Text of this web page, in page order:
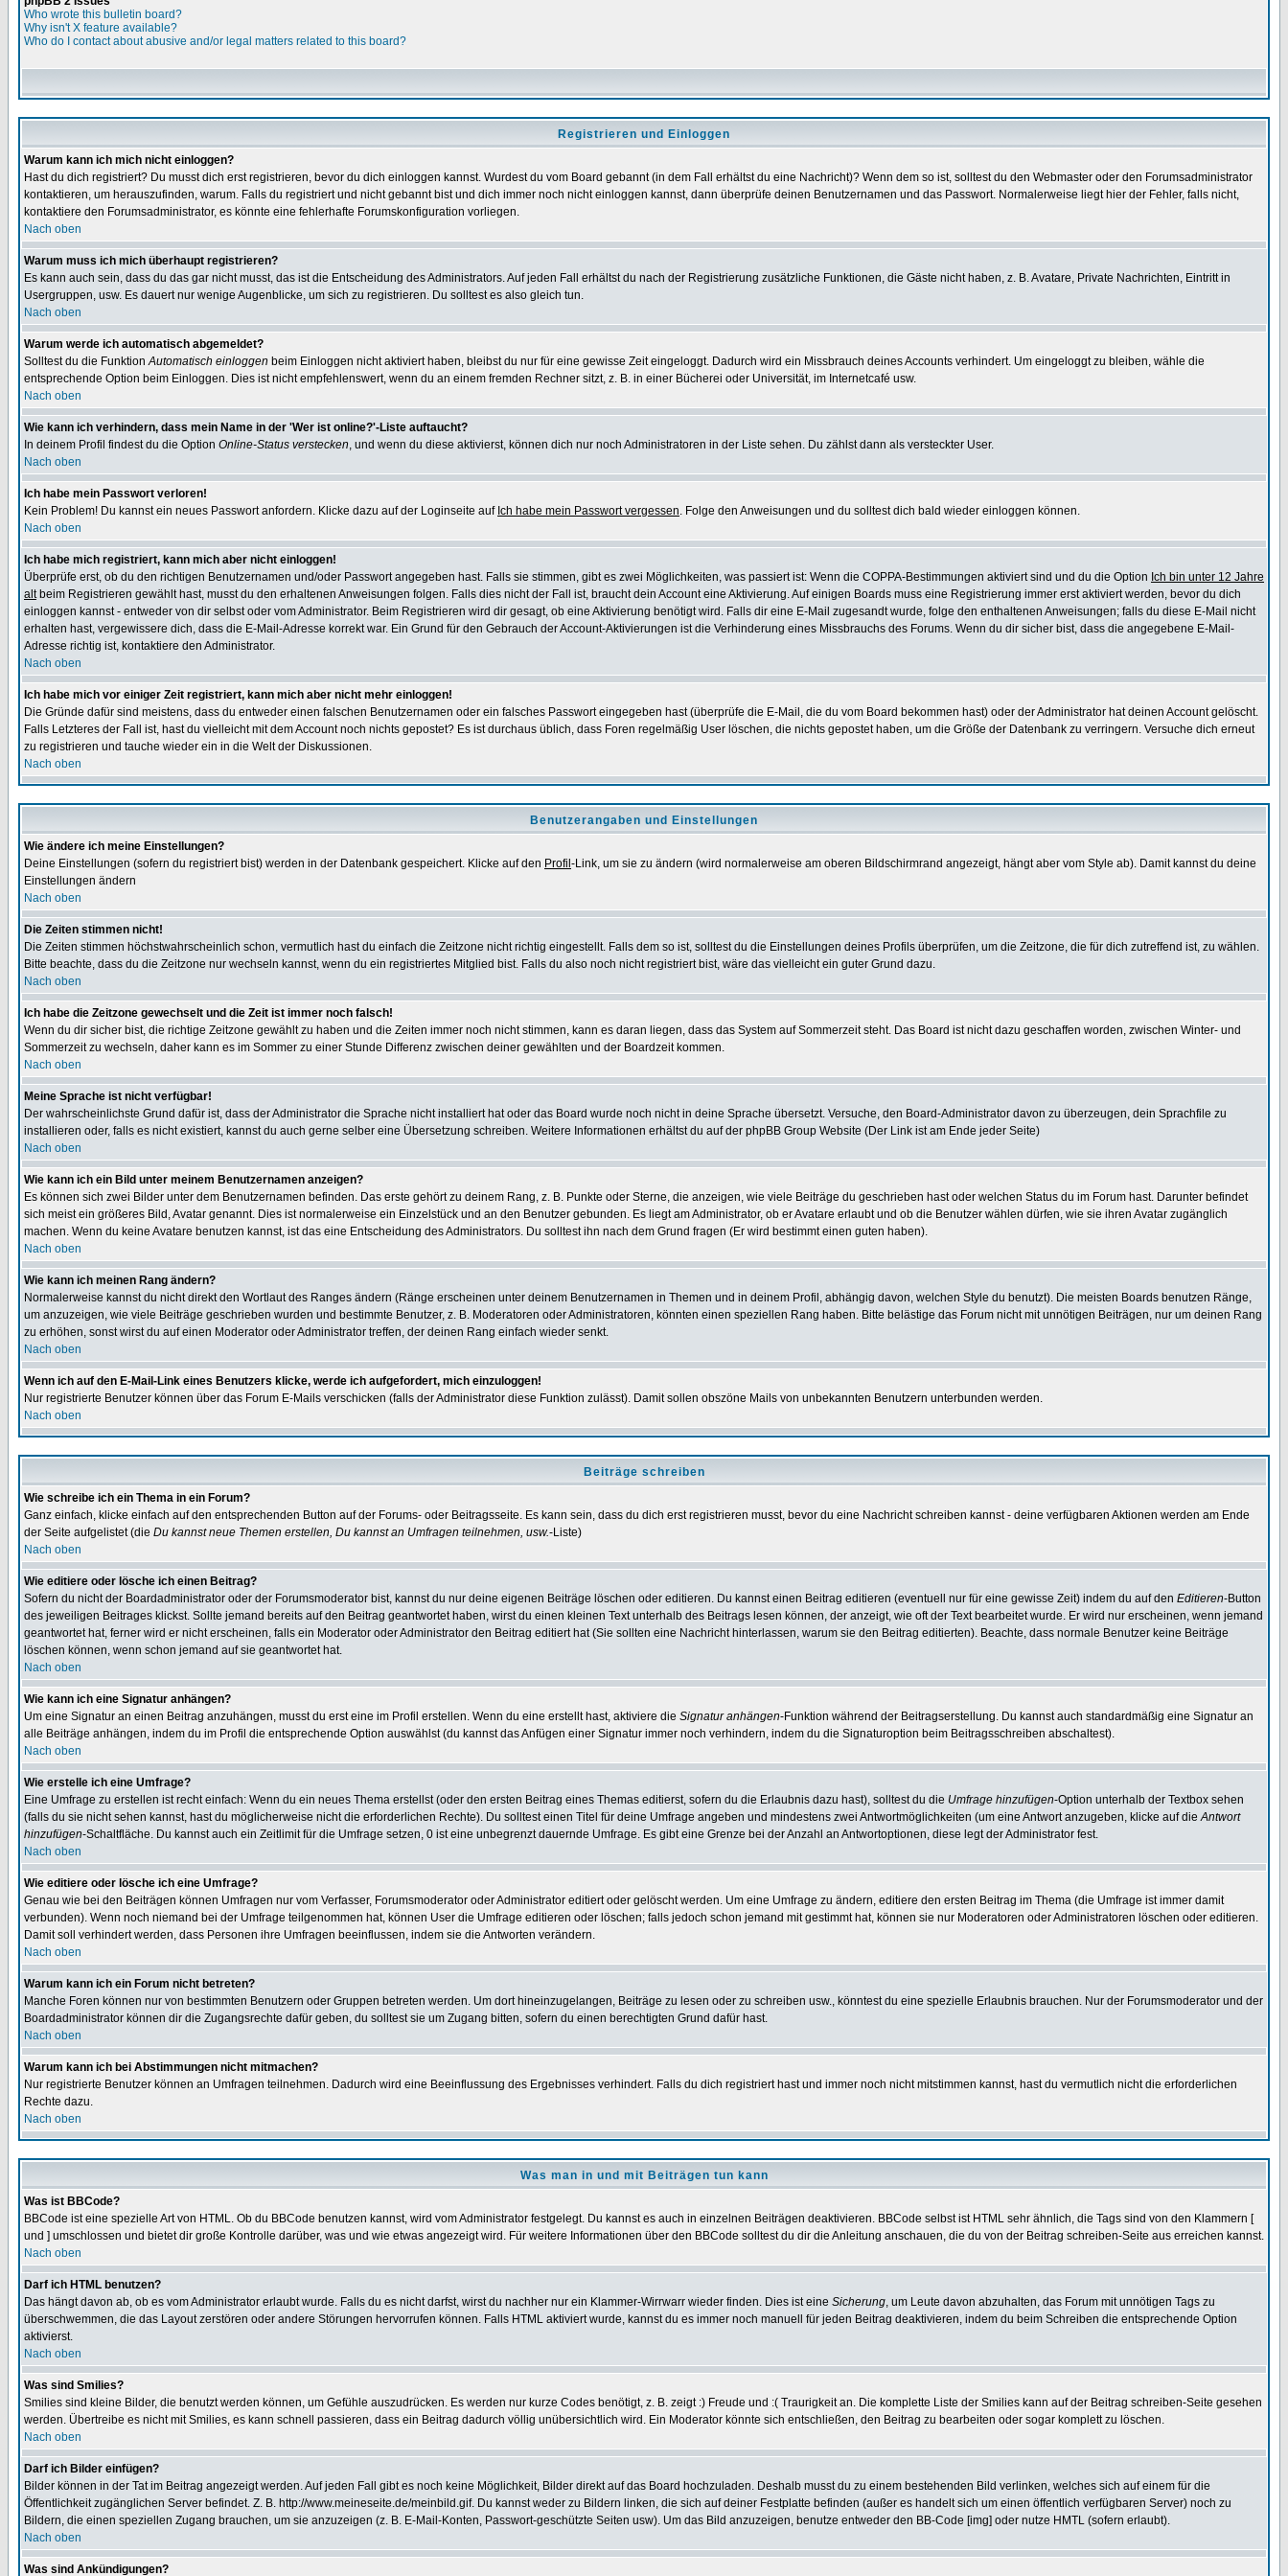
Who wrote this bulletin board?
Why isn't X feature available?
Who do I contact about abusive and/or legal matters related to this board?
Registrieren und Einloggen
Warum kann ich mich nicht einloggen?
Hast du dich registriert? Du musst dich erst registrieren, bevor du dich einloggen kannst. Wurdest du vom Board gebannt (in dem Fall erhältst du eine Nachricht)? Wenn dem so ist, solltest du den Webmaster oder den Forumsadministrator
kontaktieren, um herauszufinden, warum. Falls du registriert und nicht gebannt bist und dich immer noch nicht einloggen kannst, dann überprüfe deinen Benutzernamen und das Passwort. Normalerweise liegt hier der Fehler, falls nicht,
kontaktiere den Forumsadministrator, es könnte eine fehlerhafte Forumskonfiguration vorliegen.
Nach oben
Warum muss ich mich überhaupt registrieren?
Es kann auch sein, dass du das gar nicht musst, das ist die Entscheidung des Administrators. Auf jeden Fall erhältst du nach der Registrierung zusätzliche Funktionen, die Gäste nicht haben, z. B. Avatare, Private Nachrichten, Eintritt in
Usergruppen, usw. Es dauert nur wenige Augenblicke, um sich zu registrieren. Du solltest es also gleich tun.
Nach oben
Warum werde ich automatisch abgemeldet?
Solltest du die FunktionAutomatisch einloggen beim Einloggen nicht aktiviert haben, bleibst du nur für eine gewisse Zeit eingeloggt. Dadurch wird ein Missbrauch deines Accounts verhindert. Um eingeloggt zu bleiben, wähle die
entsprechende Option beim Einloggen. Dies ist nicht empfehlenswert, wenn du an einem fremden Rechner sitzt, z. B. in einer Bücherei oder Universität, im Internetcafé usw.
Nach oben
Wie kann ich verhindern, dass mein Name in der 'Wer ist online?'-Liste auftaucht?
In deinem Profil findest du die Option Online-Status verstecken, und wenn du diese aktivierst, können dich nur noch Administratoren in der Liste sehen. Du zählst dann als versteckter User.
Nach oben
Ich habe mein Passwort verloren!
Kein Problem! Du kannst ein neues Passwort anfordern. Klicke dazu auf der Loginseite auf Ich habe mein Passwort vergessen. Folge den Anweisungen und du solltest dich bald wieder einloggen können.
Nach oben
Ich habe mich registriert, kann mich aber nicht einloggen!
Überprüfe erst, ob du den richtigen Benutzernamen und/oder Passwort angegeben hast. Falls sie stimmen, gibt es zwei Möglichkeiten, was passiert ist: Wenn die COPPA-Bestimmungen aktiviert sind und du die Option Ich bin unter 12 Jahre
altbeim Registrieren gewählt hast, musst du den erhaltenen Anweisungen folgen. Falls dies nicht der Fall ist, braucht dein Account eine Aktivierung. Auf einigen Boards muss eine Registrierung immer erst aktiviert werden, bevor du dich
einloggen kannst - entweder von dir selbst oder vom Administrator. Beim Registrieren wird dir gesagt, ob eine Aktivierung benötigt wird. Falls dir eine E-Mail zugesandt wurde, folge den enthaltenen Anweisungen; falls du diese E-Mail nicht
erhalten hast, vergewissere dich, dass die E-Mail-Adresse korrekt war. Ein Grund für den Gebrauch der Account-Aktivierungen ist die Verhinderung eines Missbrauchs des Forums. Wenn du dir sicher bist, dass die angegebene E-Mail-
Adresse richtig ist, kontaktiere den Administrator.
Nach oben
Ich habe mich vor einiger Zeit registriert, kann mich aber nicht mehr einloggen!
Die Gründe dafür sind meistens, dass du entweder einen falschen Benutzernamen oder ein falsches Passwort eingegeben hast (überprüfe die E-Mail, die du vom Board bekommen hast) oder der Administrator hat deinen Account gelöscht.
Falls Letzteres der Fall ist, hast du vielleicht mit dem Account noch nichts gepostet? Es ist durchaus üblich, dass Foren regelmäßig User löschen, die nichts gepostet haben, um die Größe der Datenbank zu verringern. Versuche dich erneut
zu registrieren und tauche wieder ein in die Welt der Diskussionen.
Nach oben
Benutzerangaben und Einstellungen
Wie ändere ich meine Einstellungen?
Deine Einstellungen (sofern du registriert bist) werden in der Datenbank gespeichert. Klicke auf den Profil -Link, um sie zu ändern (wird normalerweise am oberen Bildschirmrand angezeigt, hängt aber vom Style ab). Damit kannst du deine
Einstellungen ändern
Nach oben
Die Zeiten stimmen nicht!
Die Zeiten stimmen höchstwahrscheinlich schon, vermutlich hast du einfach die Zeitzone nicht richtig eingestellt. Falls dem so ist, solltest du die Einstellungen deines Profils überprüfen, um die Zeitzone, die für dich zutreffend ist, zu wählen.
Bitte beachte, dass du die Zeitzone nur wechseln kannst, wenn du ein registriertes Mitglied bist. Falls du also noch nicht registriert bist, wäre das vielleicht ein guter Grund dazu.
Nach oben
Ich habe die Zeitzone gewechselt und die Zeit ist immer noch falsch!
Wenn du dir sicher bist, die richtige Zeitzone gewählt zu haben und die Zeiten immer noch nicht stimmen, kann es daran liegen, dass das System auf Sommerzeit steht. Das Board ist nicht dazu geschaffen worden, zwischen Winter- und
Sommerzeit zu wechseln, daher kann es im Sommer zu einer Stunde Differenz zwischen deiner gewählten und der Boardzeit kommen.
Nach oben
Meine Sprache ist nicht verfügbar!
Der wahrscheinlichste Grund dafür ist, dass der Administrator die Sprache nicht installiert hat oder das Board wurde noch nicht in deine Sprache übersetzt. Versuche, den Board-Administrator davon zu überzeugen, dein Sprachfile zu
installieren oder, falls es nicht existiert, kannst du auch gerne selber eine Übersetzung schreiben. Weitere Informationen erhältst du auf der phpBB Group Website (Der Link ist am Ende jeder Seite)
Nach oben
Wie kann ich ein Bild unter meinem Benutzernamen anzeigen?
Es können sich zwei Bilder unter dem Benutzernamen befinden. Das erste gehört zu deinem Rang, z. B. Punkte oder Sterne, die anzeigen, wie viele Beiträge du geschrieben hast oder welchen Status du im Forum hast. Darunter befindet
sich meist ein größeres Bild, Avatar genannt. Dies ist normalerweise ein Einzelstück und an den Benutzer gebunden. Es liegt am Administrator, ob er Avatare erlaubt und ob die Benutzer wählen dürfen, wie sie ihren Avatar zugänglich
machen. Wenn du keine Avatare benutzen kannst, ist das eine Entscheidung des Administrators. Du solltest ihn nach dem Grund fragen (Er wird bestimmt einen guten haben).
Nach oben
Wie kann ich meinen Rang ändern?
Normalerweise kannst du nicht direkt den Wortlaut des Ranges ändern (Ränge erscheinen unter deinem Benutzernamen in Themen und in deinem Profil, abhängig davon, welchen Style du benutzt). Die meisten Boards benutzen Ränge,
um anzuzeigen, wie viele Beiträge geschrieben wurden und bestimmte Benutzer, z. B. Moderatoren oder Administratoren, könnten einen speziellen Rang haben. Bitte belästige das Forum nicht mit unnötigen Beiträgen, nur um deinen Rang
zu erhöhen, sonst wirst du auf einen Moderator oder Administrator treffen, der deinen Rang einfach wieder senkt.
Nach oben
Wenn ich auf den E-Mail-Link eines Benutzers klicke, werde ich aufgefordert, mich einzuloggen!
Nur registrierte Benutzer können über das Forum E-Mails verschicken (falls der Administrator diese Funktion zulässt). Damit sollen obszöne Mails von unbekannten Benutzern unterbunden werden.
Nach oben
Beiträge schreiben
Wie schreibe ich ein Thema in ein Forum?
Ganz einfach, klicke einfach auf den entsprechenden Button auf der Forums- oder Beitragsseite. Es kann sein, dass du dich erst registrieren musst, bevor du eine Nachricht schreiben kannst - deine verfügbaren Aktionen werden am Ende
der Seite aufgelistet (die Du kannst neue Themen erstellen, Du kannst an Umfragen teilnehmen, usw.-Liste)
Nach oben
Wie editiere oder lösche ich einen Beitrag?
Sofern du nicht der Boardadministrator oder der Forumsmoderator bist, kannst du nur deine eigenen Beiträge löschen oder editieren. Du kannst einen Beitrag editieren (eventuell nur für eine gewisse Zeit) indem du auf den Editieren-Button
des jeweiligen Beitrages klickst. Sollte jemand bereits auf den Beitrag geantwortet haben, wirst du einen kleinen Text unterhalb des Beitrags lesen können, der anzeigt, wie oft der Text bearbeitet wurde. Er wird nur erscheinen, wenn jemand
geantwortet hat, ferner wird er nicht erscheinen, falls ein Moderator oder Administrator den Beitrag editiert hat (Sie sollten eine Nachricht hinterlassen, warum sie den Beitrag editierten). Beachte, dass normale Benutzer keine Beiträge
löschen können, wenn schon jemand auf sie geantwortet hat.
Nach oben
Wie kann ich eine Signatur anhängen?
Um eine Signatur an einen Beitrag anzuhängen, musst du erst eine im Profil erstellen. Wenn du eine erstellt hast, aktiviere die Signatur anhängen-Funktion während der Beitragserstellung. Du kannst auch standardmäßig eine Signatur an
alle Beiträge anhängen, indem du im Profil die entsprechende Option auswählst (du kannst das Anfügen einer Signatur immer noch verhindern, indem du die Signaturoption beim Beitragsschreiben abschaltest).
Nach oben
Wie erstelle ich eine Umfrage?
Eine Umfrage zu erstellen ist recht einfach: Wenn du ein neues Thema erstellst (oder den ersten Beitrag eines Themas editierst, sofern du die Erlaubnis dazu hast), solltest du die Umfrage hinzufügen-Option unterhalb der Textbox sehen
(falls du sie nicht sehen kannst, hast du möglicherweise nicht die erforderlichen Rechte). Du solltest einen Titel für deine Umfrage angeben und mindestens zwei Antwortmöglichkeiten (um eine Antwort anzugeben, klicke auf dieAntwort
hinzufügen-Schaltfläche. Du kannst auch ein Zeitlimit für die Umfrage setzen, 0 ist eine unbegrenzt dauernde Umfrage. Es gibt eine Grenze bei der Anzahl an Antwortoptionen, diese legt der Administrator fest.
Nach oben
Wie editiere oder lösche ich eine Umfrage?
Genau wie bei den Beiträgen können Umfragen nur vom Verfasser, Forumsmoderator oder Administrator editiert oder gelöscht werden. Um eine Umfrage zu ändern, editiere den ersten Beitrag im Thema (die Umfrage ist immer damit
verbunden). Wenn noch niemand bei der Umfrage teilgenommen hat, können User die Umfrage editieren oder löschen; falls jedoch schon jemand mit gestimmt hat, können sie nur Moderatoren oder Administratoren löschen oder editieren.
Damit soll verhindert werden, dass Personen ihre Umfragen beeinflussen, indem sie die Antworten verändern.
Nach oben
Warum kann ich ein Forum nicht betreten?
Manche Foren können nur von bestimmten Benutzern oder Gruppen betreten werden. Um dort hineinzugelangen, Beiträge zu lesen oder zu schreiben usw., könntest du eine spezielle Erlaubnis brauchen. Nur der Forumsmoderator und der
Boardadministrator können dir die Zugangsrechte dafür geben, du solltest sie um Zugang bitten, sofern du einen berechtigten Grund dafür hast.
Nach oben
Warum kann ich bei Abstimmungen nicht mitmachen?
Nur registrierte Benutzer können an Umfragen teilnehmen. Dadurch wird eine Beeinflussung des Ergebnisses verhindert. Falls du dich registriert hast und immer noch nicht mitstimmen kannst, hast du vermutlich nicht die erforderlichen
Rechte dazu.
Nach oben
Was man in und mit Beiträgen tun kann
Was ist BBCode?
BBCode ist eine spezielle Art von HTML. Ob du BBCode benutzen kannst, wird vom Administrator festgelegt. Du kannst es auch in einzelnen Beiträgen deaktivieren. BBCode selbst ist HTML sehr ähnlich, die Tags sind von den Klammern [
und ] umschlossen und bietet dir große Kontrolle darüber, was und wie etwas angezeigt wird. Für weitere Informationen über den BBCode solltest du dir die Anleitung anschauen, die du von der Beitrag schreiben-Seite aus erreichen kannst.
Nach oben
Darf ich HTML benutzen?
Das hängt davon ab, ob es vom Administrator erlaubt wurde. Falls du es nicht darfst, wirst du nachher nur ein Klammer-Wirrwarr wieder finden. Dies ist eine Sicherung, um Leute davon abzuhalten, das Forum mit unnötigen Tags zu
überschwemmen, die das Layout zerstören oder andere Störungen hervorrufen können. Falls HTML aktiviert wurde, kannst du es immer noch manuell für jeden Beitrag deaktivieren, indem du beim Schreiben die entsprechende Option
aktivierst.
Nach oben
Was sind Smilies?
Smilies sind kleine Bilder, die benutzt werden können, um Gefühle auszudrücken. Es werden nur kurze Codes benötigt, z. B. zeigt :) Freude und :( Traurigkeit an. Die komplette Liste der Smilies kann auf der Beitrag schreiben-Seite gesehen
werden. Übertreibe es nicht mit Smilies, es kann schnell passieren, dass ein Beitrag dadurch völlig unübersichtlich wird. Ein Moderator könnte sich entschließen, den Beitrag zu bearbeiten oder sogar komplett zu löschen.
Nach oben
Darf ich Bilder einfügen?
Bilder können in der Tat im Beitrag angezeigt werden. Auf jeden Fall gibt es noch keine Möglichkeit, Bilder direkt auf das Board hochzuladen. Deshalb musst du zu einem bestehenden Bild verlinken, welches sich auf einem für die
Öffentlichkeit zugänglichen Server befindet. Z. B. http://www.meineseite.de/meinbild.gif. Du kannst weder zu Bildern linken, die sich auf deiner Festplatte befinden (außer es handelt sich um einen öffentlich verfügbaren Server) noch zu
Bildern, die einen speziellen Zugang brauchen, um sie anzuzeigen (z. B. E-Mail-Konten, Passwort-geschützte Seiten usw). Um das Bild anzuzeigen, benutze entweder den BB-Code [img] oder nutze HMTL (sofern erlaubt).
Nach oben
Was sind Ankündigungen?